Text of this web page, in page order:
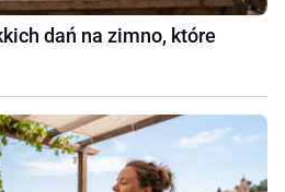
dań na zimno, które